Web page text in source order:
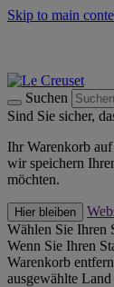
Skip to main
Suchen
Sind Sie sicher,
Ihr Warenkorb
wir speichern
möchten.
Hier bleiben
Wählen Sie Ihren
Wenn Sie Ihren
Warenkorb
ausgewählte